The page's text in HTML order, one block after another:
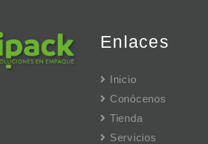
Enlaces
Inicio
Conócenos
Tienda
Servicios